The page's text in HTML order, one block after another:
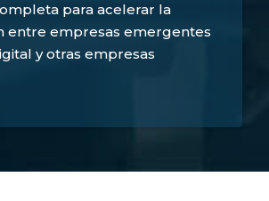
para acelerar la
entre empresas emergentes
y otras empresas